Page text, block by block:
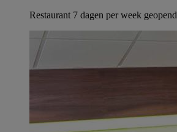
Restaurant 7 dagen per week geopend